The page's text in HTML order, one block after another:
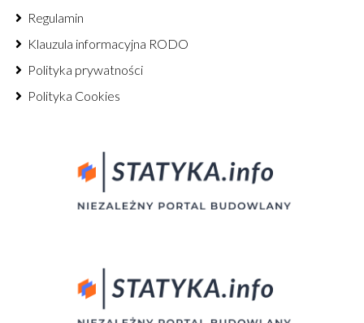
Regulamin
Klauzula informacyjna RODO
Polityka prywatności
Polityka Cookies